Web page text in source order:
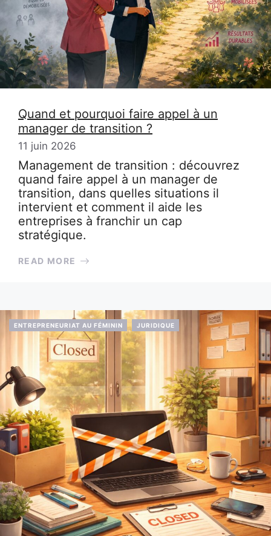
Quand et pourquoi faire appel à un
manager de transition ?
11 juin 2026
Management de transition : découvrez
quand faire appel à un manager de
transition, dans quelles situations il
intervient et comment il aide les
entreprises à franchir un cap
stratégique.
READ MORE
ENTREPRENEURIAT AU FÉMININ JURIDIQUE